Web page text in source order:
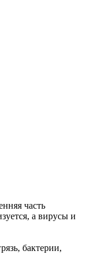
часть
а вирусы и
бактерии,